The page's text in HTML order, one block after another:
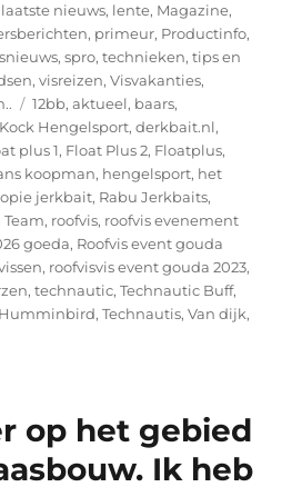
laatste nieuws, lente, Magazine,
, primeur, Productinfo,
,spro,technieken,tips en
,visreizen,Visvakanties,
Tags
12bb,aktueel, baars,
Hengelsport,derkbait.nl,
plus 1, Float Plus 2, Floatplus,
koopman, hengelsport, het
jerkbait, Rabu Jerkbaits,
Team, roofvis, roofvis evenement
goeda, Roofvis event gouda
, roofvisvis event gouda 2023,
,technautic,Technautic Buff,
,Technautis,Van dijk,
op het gebied
Ik heb